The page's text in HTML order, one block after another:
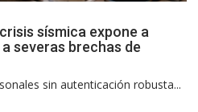
sísmica expone a
severas brechas de
sin autenticación robusta...